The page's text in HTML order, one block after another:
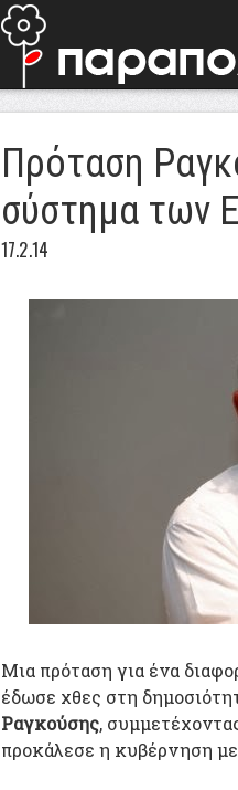
Πρόταση
σύστημα των
17.2.14
Μια πρόταση για ένα
έδωσε χθες στη
Ραγκούσης,
προκάλεσε η κυβέρνηση